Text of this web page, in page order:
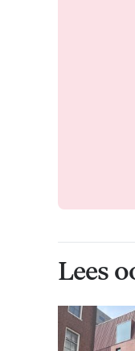
Lees